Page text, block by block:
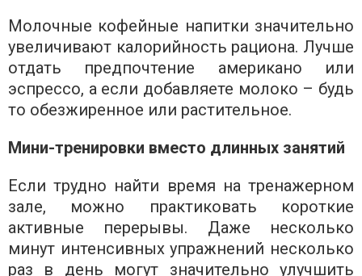
Молочные кофейные напитки значительно
увеличивают калорийность рациона. Лучше
отдать предпочтение американо или
эспрессо, а если добавляете молоко – будь
то обезжиренное или растительное.
Мини-тренировки вместо длинных занятий
Если трудно найти время на тренажерном
зале, можно практиковать короткие
активные перерывы. Даже несколько
минут интенсивных упражнений несколько
раз в день могут значительно улучшить